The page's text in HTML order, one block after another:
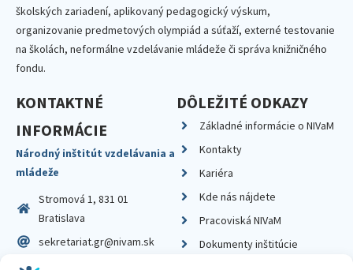
školských zariadení, aplikovaný pedagogický výskum,
organizovanie predmetových olympiád a súťaží, externé testovanie
na školách, neformálne vzdelávanie mládeže či správa knižničného
fondu.
KONTAKTNÉ
INFORMÁCIE
Národný inštitút vzdelávania a
mládeže
Stromová 1, 831 01
Bratislava
sekretariat.gr@nivam.sk
IČO: 00164348
DÔLEŽITÉ ODKAZY
Základné informácie o NIVaM
Kontakty
Kariéra
Kde nás nájdete
Pracoviská NIVaM
Dokumenty inštitúcie